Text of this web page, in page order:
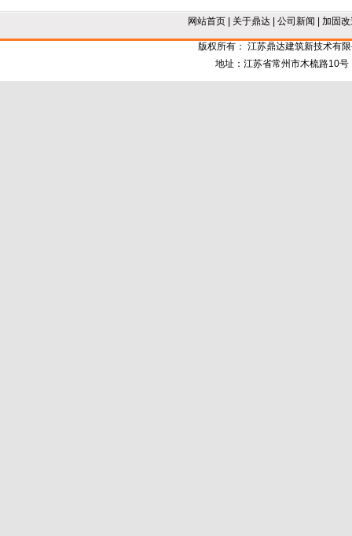
网站首页| 关于鼎达| 公司新闻 加固改
版权所有： 江苏鼎达建筑新技术有
地址：江苏省常州市木梳路